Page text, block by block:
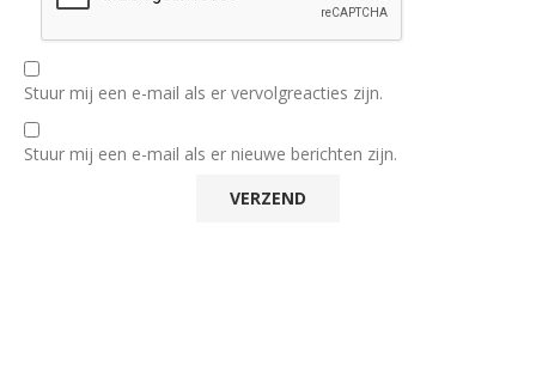
Stuur mij een e-mail als er vervolgreacties zijn.
Stuur mij een e-mail als er nieuwe berichten zijn.